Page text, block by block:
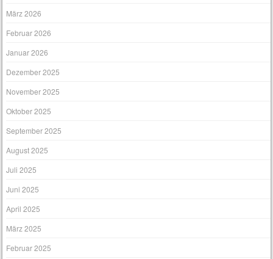
März 2026
Februar 2026
Januar 2026
Dezember 2025
November 2025
Oktober 2025
September 2025
August 2025
Juli 2025
Juni 2025
April 2025
März 2025
Februar 2025